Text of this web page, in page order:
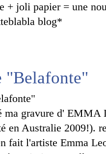
+ joli papier = une
blog*
"Belafonte"
ma gravure d' EMMA
en Australie 2009!).
fait l'artiste Emma